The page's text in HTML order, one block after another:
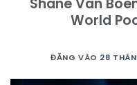
Shane Van
World
ĐĂNG VÀO 28